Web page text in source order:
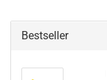
Bestseller